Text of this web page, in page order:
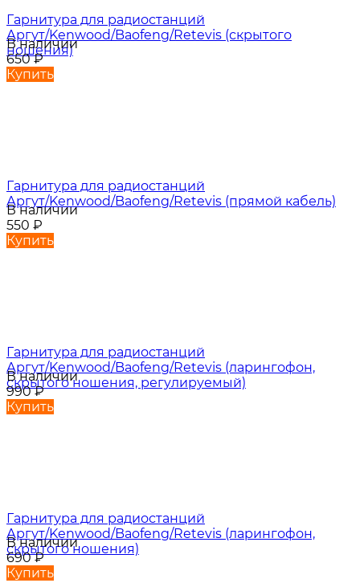
Гарнитура для радиостанций
Аргут/Kenwood/Baofeng/Retevis (скрытого
ношения)
В наличии
650₽
Купить
Гарнитура для радиостанций
Аргут/Kenwood/Baofeng/Retevis (прямой кабель)
В наличии
550 ₽
Купить
Гарнитура для радиостанций
Аргут/Kenwood/Baofeng/Retevis (ларингофон,
скрытого ношения, регулируемый)
В наличии
990₽
Купить
Гарнитура для радиостанций
Аргут/Kenwood/Baofeng/Retevis (ларингофон,
скрытого ношения)
В наличии
690₽
Купить